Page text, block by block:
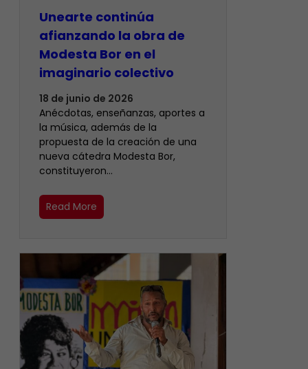
Unearte continúa
afianzando la obra de
Modesta Bor en el
imaginario colectivo
18 de junio de 2026
Anécdotas, enseñanzas, aportes a
la música, además de la
propuesta de la creación de una
nueva cátedra Modesta Bor,
constituyeron…
Read More